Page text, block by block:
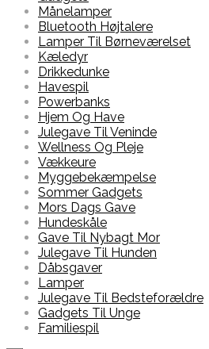
Månelamper
Bluetooth Højtalere
Lamper Til Børneværelset
Kæledyr
Drikkedunke
Havespil
Powerbanks
Hjem Og Have
Julegave Til Veninde
Wellness Og Pleje
Vækkeure
Myggebekæmpelse
Sommer Gadgets
Mors Dags Gave
Hundeskåle
Gave Til Nybagt Mor
Julegave Til Hunden
Dåbsgaver
Lamper
Julegave Til Bedsteforældre
Gadgets Til Unge
Familiespil